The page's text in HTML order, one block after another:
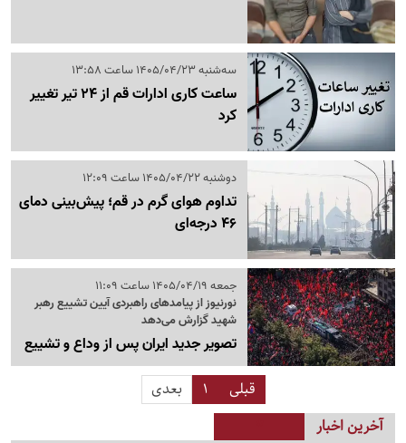
سه‌شنبه 1405/04/23 ساعت 13:58
ساعت کاری ادارات قم از 24 تیر تغییر
کرد
دوشنبه 1405/04/22 ساعت 12:09
تداوم هوای گرم در قم؛ پیش‌بینی دمای
46 درجه‌ای
جمعه 1405/04/19 ساعت 11:09
نورنیوز از پیامدهای راهبردی آیین تشییع رهبر
شهید گزارش می‌دهد
تصویر جدید ایران پس از وداع و تشییع
قبلی 1
بعدی
آخرین اخبار